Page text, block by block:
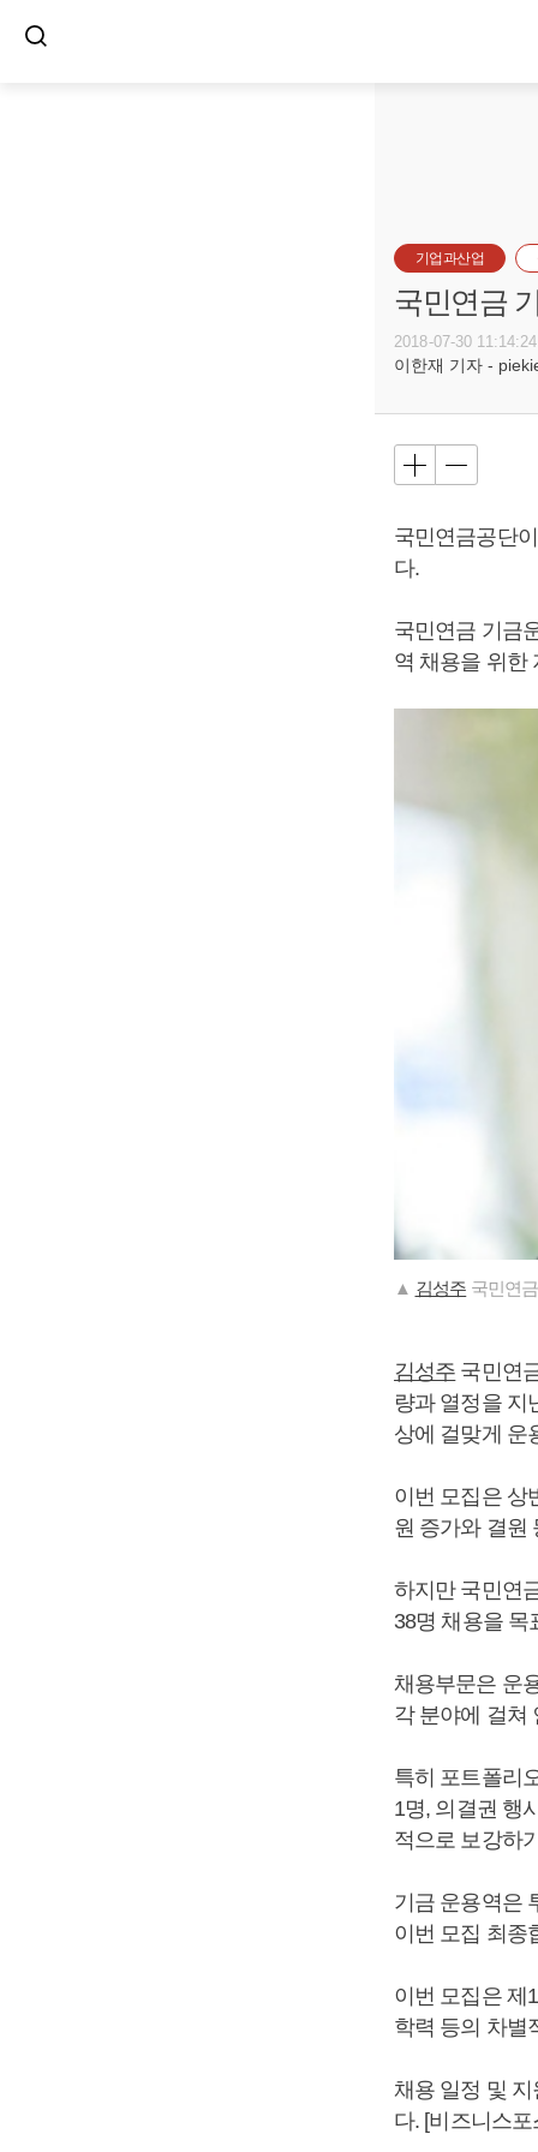
기업과산업
국민연금
2018-07-30 11:14:24
이한재 기자 -
국민연금공단
다.
국민연금 기금
역 채용을 위한
▲ 김성주 국민연
김성주 국민연
량과 열정을 지
상에 걸맞게 운
이번 모집은 상
원 증가와 결원
하지만 국민연
38명 채용을 목
채용부문은 운
각 분야에 걸쳐
특히 포트폴리
1명, 의결권 행
적으로 보강하
기금 운용역은
이번 모집 최종
이번 모집은 제
학력 등의 차별
채용 일정 및
다. [비즈니스